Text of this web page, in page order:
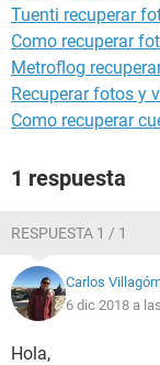
Tuenti recuperar
Como recuperar
Metroflog
Recuperar fotos y
Como recuperar
1 respuesta
RESPUESTA 1 / 1
Carlos
6 dic 2018 a
Hola,